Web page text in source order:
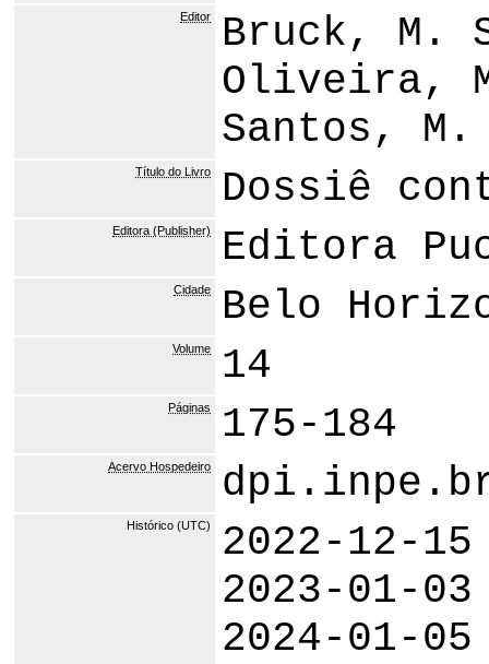
Editor
Bruck, M.
Oliveira,
Santos,
Título do Livro Dossiê
Editora (Publisher) Editora
Cidade Belo
Volume 14
Páginas 175-184
Acervo Hospedeiro
Histórico (UTC)
2022-12-
2023-01-
2024-01-